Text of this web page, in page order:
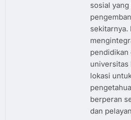
sosial
sekitarnya.
pendidikan
universitas
lokasi
berperan
dan